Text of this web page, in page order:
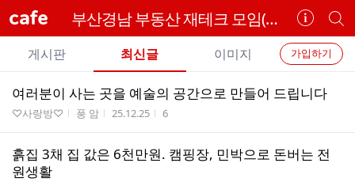
cafe 부산경남 부동산 재테크 모임(위너멘토링)
카
페
정
보
기
개
별
카
페
카
페
메
뉴
가입하기
게시판 최신글 이미지
전
체
글
리
여러분이 사는 곳을 예술의 공간으로 만들어 드립니다
게시판명
♡사랑방♡ 작성자
풍 암 작성시간
25.12.25 조회수
6
흙집 3채 집 값은 6천만원. 캠핑장, 민박으로 돈버는 전
원생활